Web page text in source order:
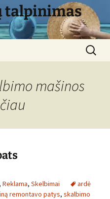
talpinimas
Search
for:
mašinos
, Reklama, Skelbimai
ardė
remontavo patys, skalbimo